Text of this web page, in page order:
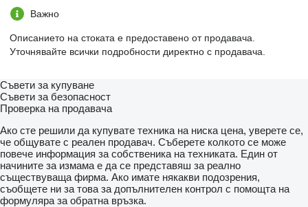
Важно
Описанието на стоката е предоставено от продавача.
Уточнявайте всички подробности директно с продавача.
Съвети за купуване
Съвети за безопасност
Проверка на продавача
Ако сте решили да купувате техника на ниска цена, уверете се,
че общувате с реален продавач. Съберете колкото се може
повече информация за собственика на техниката. Един от
начините за измама е да се представяш за реално
съществуваща фирма. Ако имате някакви подозрения,
съобщете ни за това за допълнителен контрол с помощта на
формуляра за обратна връзка.